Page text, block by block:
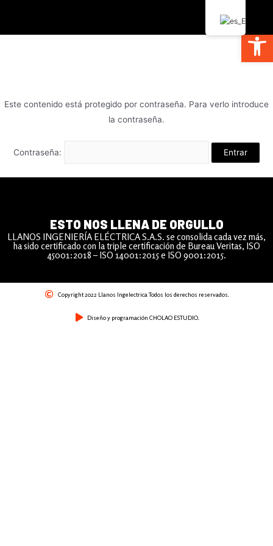
Abrir
Este contenido está protegido por contraseña. Para verlo introduce
la contraseña.
Contraseña:
ESTO NOS LLENA DE ORGULLO
LLANOS INGENIERÍA ELÉCTRICA S.A.S. se consolida cada vez más,
ha sido certificado con la triple certificación de Bureau Veritas, ISO
45001:2018 – ISO 14001:2015 e ISO 9001:2015.
Copyright 2022 Llanos Ingelectrica Todos los derechos reservados.
Diseño y programación CHOLAO ESTUDIO.